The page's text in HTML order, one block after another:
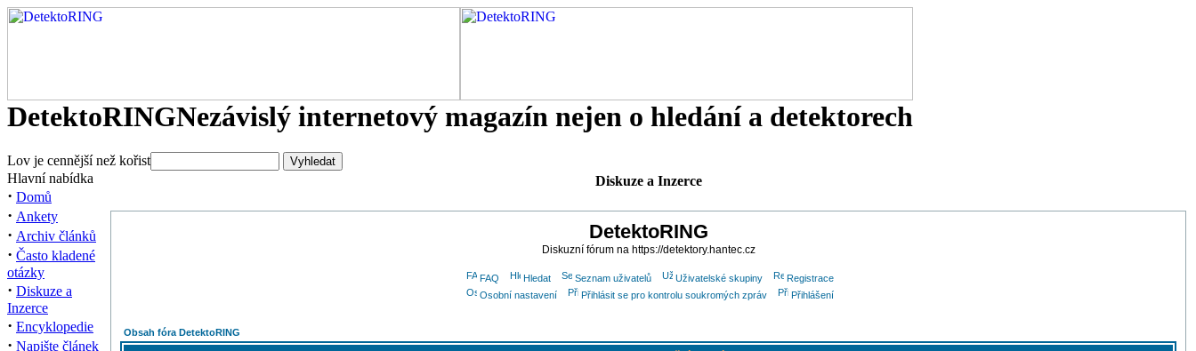
DetektoRINGNezávislý internetový magazín nejen o hledání a detektorech
Lov je cennější než kořist
Hlavní nabídka
· Domů
· Ankety
· Archiv článků
· Často kladené
otázky
· Diskuze a
Inzerce
· Encyklopedie
· Napište článek
Diskuze a Inzerce
DetektoRING
Diskuzní fórum na https://detektory.hantec.cz
FAQ Hledat Seznam uživatelů Uživatelské skupiny
Registrace
Osobní nastavení
Přihlásit se pro kontrolu soukromých zpráv Přihlášení
Obsah fóra DetektoRING